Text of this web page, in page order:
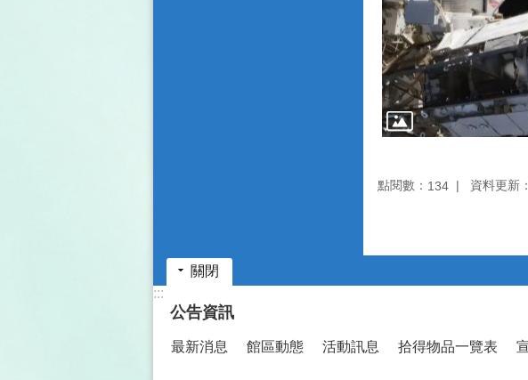
點閱數： 134 資料更新
關閉
:::
公告資訊
最新消息 館區動態 活動訊息 拾得物品一覽表